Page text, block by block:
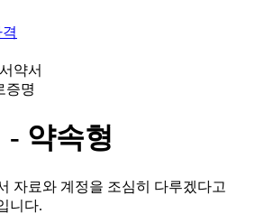
약서
증명
- 약속형
자료와 계정을 조심히 다루겠다고
니다.